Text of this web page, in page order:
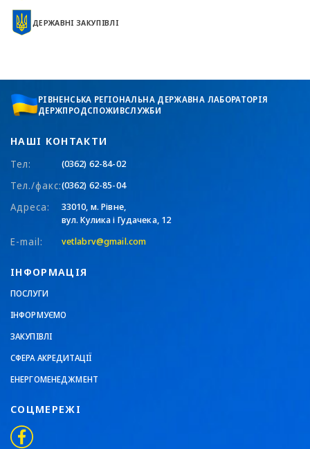
ДЕРЖАВНІ ЗАКУПІВЛІ
РІВНЕНСЬКА РЕГІОНАЛЬНА ДЕРЖАВНА ЛАБОРАТОРІЯ
ДЕРЖПРОДСПОЖИВСЛУЖБИ
НАШІ КОНТАКТИ
Тел:
Тел./факс:
Адреса:
E-mail:
(0362) 62-84-02
(0362) 62-85-04
33010, м. Рівне,
вул. Кулика і Гудачека, 12
vetlabrv@gmail.com
ІНФОРМАЦІЯ
ПОСЛУГИ
ІНФОРМУЄМО
ЗАКУПІВЛІ
СФЕРА АКРЕДИТАЦІЇ
ЕНЕРГОМЕНЕДЖМЕНТ
СОЦМЕРЕЖІ